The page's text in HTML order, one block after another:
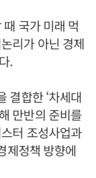
국가 미래 먹
리가 아닌 경제
.
결합한 ‘차세대
만반의 준비를
터 조성사업과
제정책 방향에